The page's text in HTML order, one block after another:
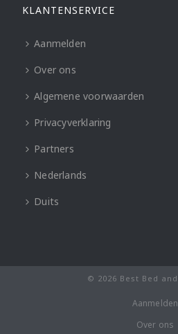
KLANTENSERVICE
Aanmelden
Over ons
Algemene voorwaarden
Privacyverklaring
Partners
Nederlands
Duits
© 2026 Best Bed
Aanmelden
Over ons